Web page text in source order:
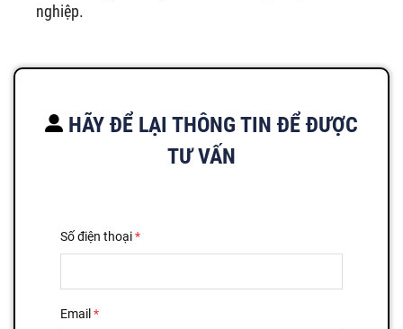
nghiệp.
HÃY ĐỂ LẠI THÔNG TIN ĐỂ ĐƯỢC
TƯ VẤN